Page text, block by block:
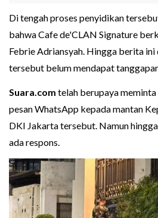
Di tengah proses penyidikan
bahwa Cafe de'CLAN Signature
Febrie Adriansyah. Hingga berita
tersebut belum mendapat
Suara.com telah berupaya
pesan WhatsApp kepada mantan
DKI Jakarta tersebut. Namun
ada respons.